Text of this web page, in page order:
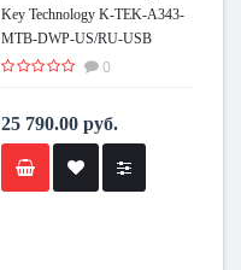
Key Technology K-TEK-A343-
MTB-DWP-US/RU-USB
0
25 790.00 руб.